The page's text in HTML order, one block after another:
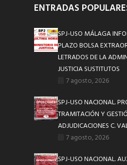
ENTRADAS
SPJ-USO MÁLAGA
PLAZO BOLSA
LETRADOS DE LA
JUSTICIA SUSTITUTOS
7 agosto, 2026
SPJ-USO NACIONAL.
TRAMITACIÓN Y
ADJUDICACIONES C.
7 agosto, 2026
SPJ-USO NACIONAL.